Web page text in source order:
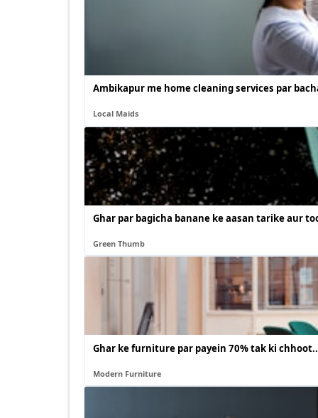
Ambikapur me home cleaning services par
Local Maids
Ghar par bagicha banane ke aasan tarike aur
Green Thumb
Ghar ke furniture par payein 70% tak ki
Modern Furniture